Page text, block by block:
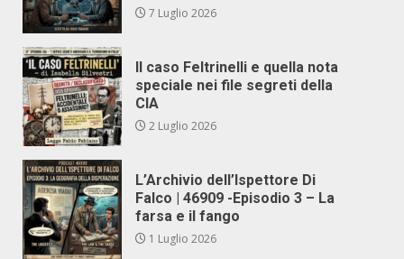
7 Luglio 2026
Il caso Feltrinelli e quella nota
speciale nei file segreti della
CIA
2 Luglio 2026
L’Archivio dell’Ispettore Di
Falco | 46909 -Episodio 3 – La
farsa e il fango
1 Luglio 2026